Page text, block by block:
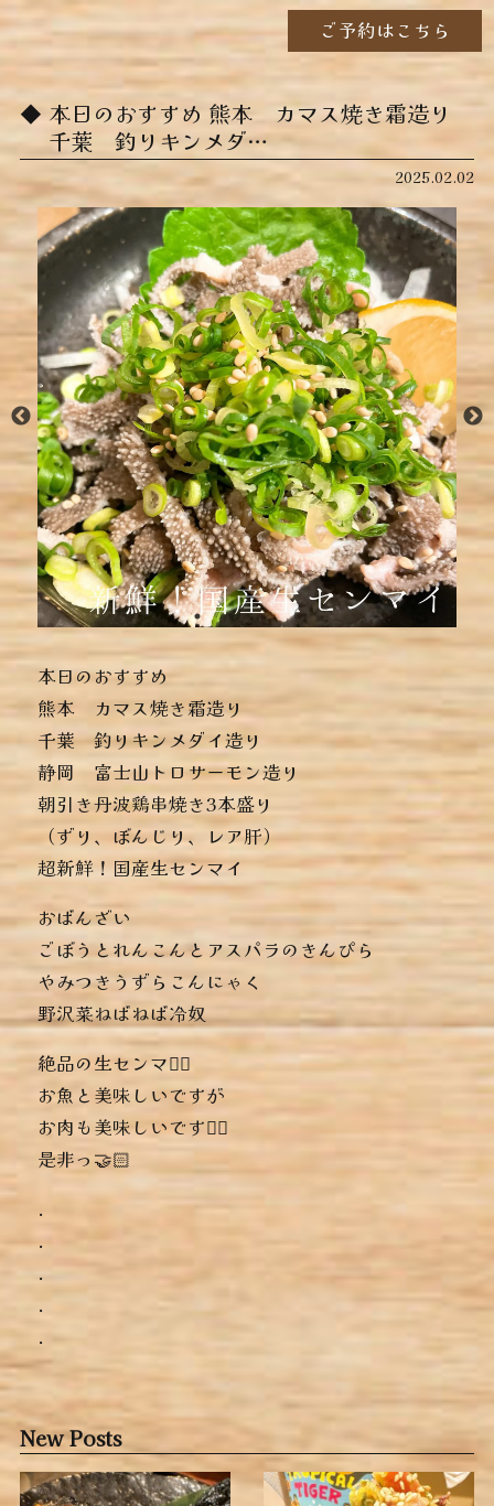
ご予約はこちら
本日のおすすめ ︎熊本 カマス焼き霜造り ︎
千葉 釣りキンメダ…
2025.02.02
本日のおすすめ
︎熊本 カマス焼き霜造り
︎千葉 釣りキンメダイ造り
︎静岡 富士山トロサーモン造り
︎朝引き丹波鶏串焼き3本盛り
（ずり、ぼんじり、レア肝）
︎超新鮮！国産生センマイ
おばんざい
︎ごぼうとれんこんとアスパラのきんぴら
︎やみつきうずらこんにゃく
︎野沢菜ねばねば冷奴
絶品の生センマイ🏻‍
お魚と美味しいですが
お肉も美味しいですよ🏻
是非っ🤝🏻
.
.
.
.
.
New Posts